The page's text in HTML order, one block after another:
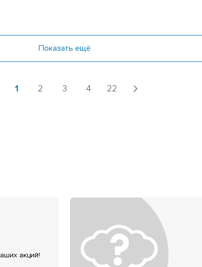
Показать ещё
1 2 3 4 22
акций!